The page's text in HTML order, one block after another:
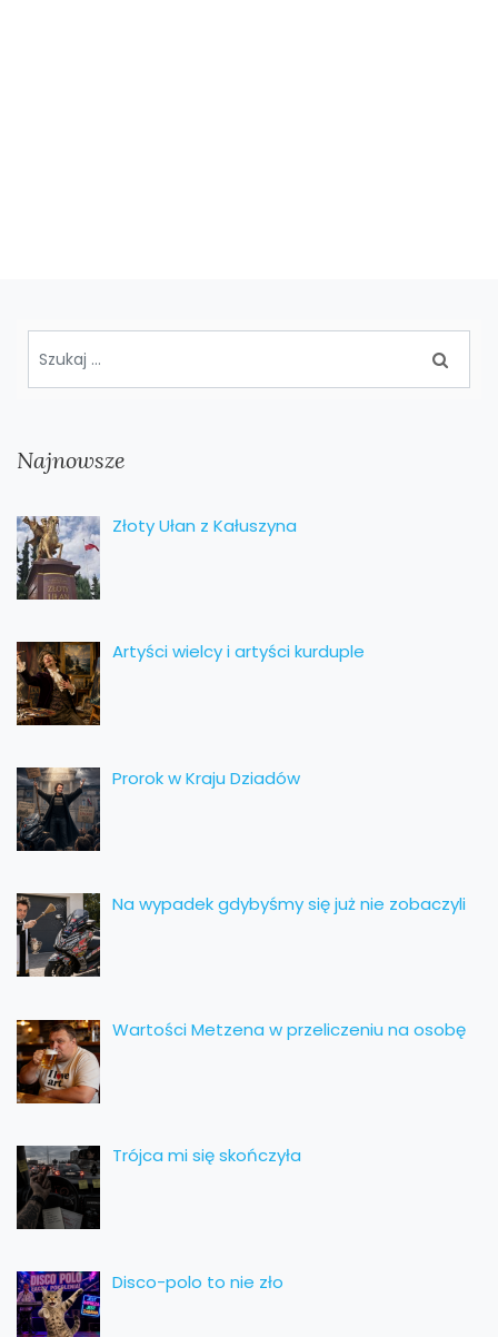
Najnowsze
Złoty Ułan z Kałuszyna
Artyści wielcy i artyści kurduple
Prorok w Kraju Dziadów
Na wypadek gdybyśmy się już nie zobaczyli
Wartości Metzena w przeliczeniu na osobę
Trójca mi się skończyła
Disco-polo to nie zło